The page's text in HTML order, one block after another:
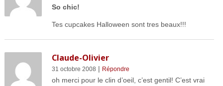
So chic!
Tes cupcakes Halloween sont tres beaux!!!
Claude-Olivier
31 octobre 2008 | Répondre
oh merci pour le clin d’oeil, c’est gentil! C’est vrai